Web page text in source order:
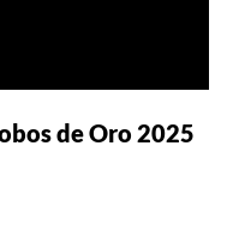
de Oro 2025